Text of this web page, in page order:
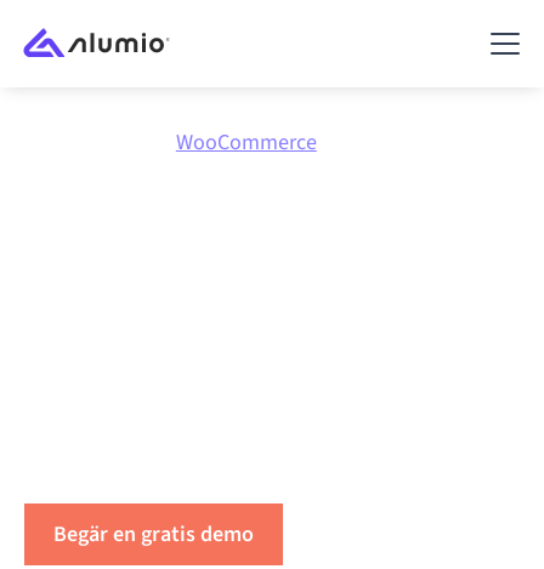
WooCommerce
Begär en gratis demo